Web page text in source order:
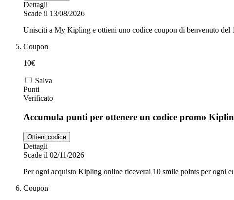
Dettagli
Scade il 13/08/2026
Unisciti a My Kipling e ottieni uno codice coupon di benvenuto del
Coupon
10€
Salva
Punti
Verificato
Accumula punti per ottenere un codice promo
Ottieni codice
Dettagli
Scade il 02/11/2026
Per ogni acquisto Kipling online riceverai 10 smile points per ogni
Coupon